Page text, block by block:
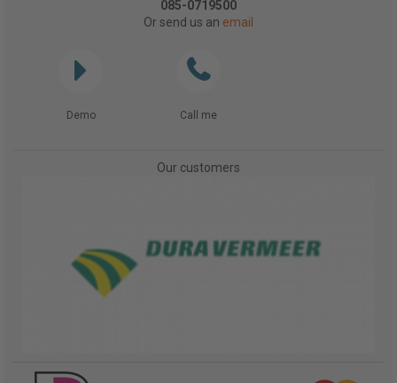
085-0719500
Or send us an email
Demo Call me
Our customers